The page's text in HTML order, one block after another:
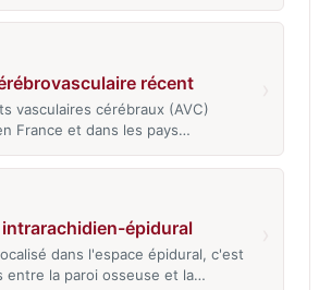
récent
vasculaires cérébraux (AVC)
France et dans les pays…
intrarachidien-épidural
dans l'espace épidural, c'est
entre la paroi osseuse et la…